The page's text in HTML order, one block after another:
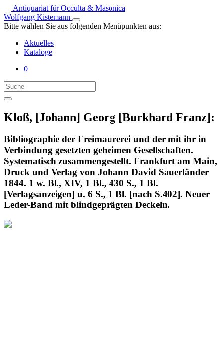
Antiquariat für Occulta & Masonica
Wolfgang Kistemann
Bitte wählen Sie aus folgenden Menüpunkten aus:
Aktuelles
Kataloge
0
Kloß, [Johann] Georg [Burkhard Franz]:
Bibliographie der Freimaurerei und der mit ihr in
Verbindung gesetzten geheimen Gesellschaften.
Systematisch zusammengestellt. Frankfurt am Main,
Druck und Verlag von Johann David Sauerländer
1844. 1 w. Bl., XIV, 1 Bl., 430 S., 1 Bl.
[Verlagsanzeigen] u. 6 S., 1 Bl. [nach S.402]. Neuer
Leder-Band mit blindgeprägten Deckeln.